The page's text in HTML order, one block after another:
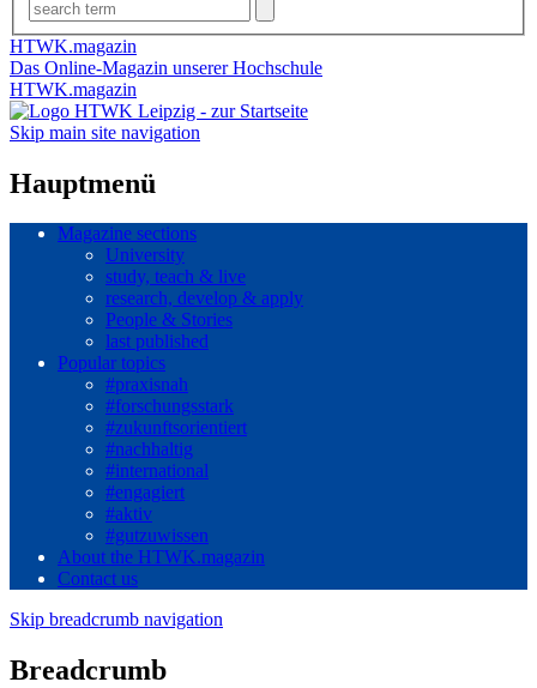
HTWK.magazin
Das Online-Magazin unserer Hochschule
HTWK.magazin
Skip main site navigation
Hauptmenü
Magazine sections
University
study, teach & live
research, develop & apply
People & Stories
last published
Popular topics
#praxisnah
#forschungsstark
#zukunftsorientiert
#nachhaltig
#international
#engagiert
#aktiv
#gutzuwissen
About the HTWK.magazin
Contact us
Skip breadcrumb navigation
Breadcrumb